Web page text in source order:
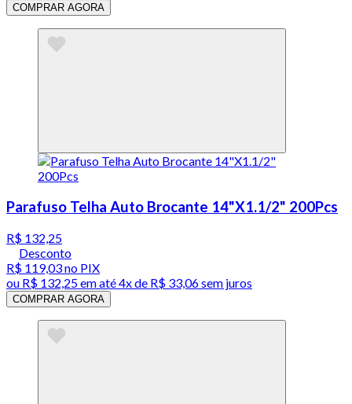
COMPRAR AGORA
Parafuso Telha Auto Brocante 14"X1.1/2" 200Pcs
R$ 132,25
Desconto
R$ 119,03no PIX
ou R$ 132,25em até4x de R$ 33,06 sem juros
COMPRAR AGORA